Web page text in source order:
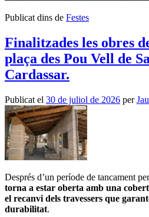
Publicat dins de Festes
Finalitzades les obres
plaça des Pou Vell de
Cardassar.
Publicat el 30 de juliol de 2026 per
Després d’un període de tancament
torna a estar oberta amb una
el recanvi dels travessers que
durabilitat.